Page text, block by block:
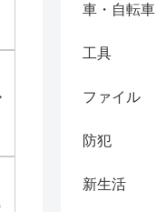
車・自転車
工具
ファイル
防犯
新生活